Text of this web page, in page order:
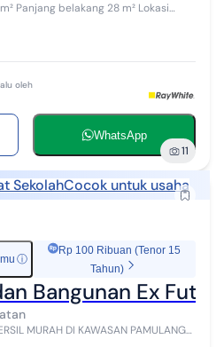
Panjang belakang 28 m² Lokasi
oleh
WhatsApp
11
SekolahCocok untuk usaha
ⓘ
Rp 100 Ribuan (Tenor 15
Tahun)
Bangunan Ex
MURAH DI KAWASAN PAMULANG